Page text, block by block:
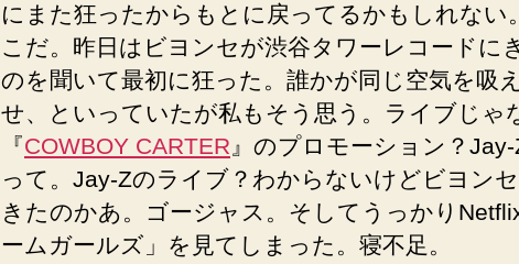
にまた狂ったからもとに戻ってるかもしれない
こだ。昨日はビヨンセが渋谷タワーレコードに
のを聞いて最初に狂った。誰かが同じ空気を吸
せ、といっていたが私もそう思う。ライブじゃ
『COWBOY CARTER 』のプロモーション？
って。Jay-Zのライブ？わからないけどビヨン
きたのかあ。ゴージャス。そしてうっかり
ームガールズ」を見てしまった。寝不足。